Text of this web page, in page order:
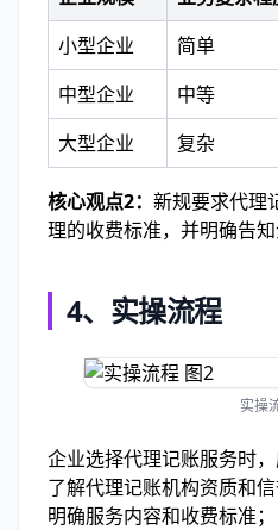
小型企业
简单
中型企业
中等
大型企业
复杂
核心观点2： 新规要求代理
理的收费标准，并明确告知
4、实操流程
实操
企业选择代理记账服务时，
了解代理记账机构资质和信
明确服务内容和收费标准；